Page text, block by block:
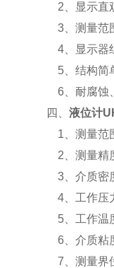
2、显示直
3、测量范
4、显示器
5、结构简
6、耐腐蚀
四、 液位计
1、测量范
2、测量精
3、介质密
4、工作压
5、工作温
6、介质粘
7、测量界